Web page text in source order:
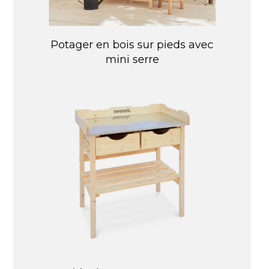
Potager en bois sur pieds avec
mini serre